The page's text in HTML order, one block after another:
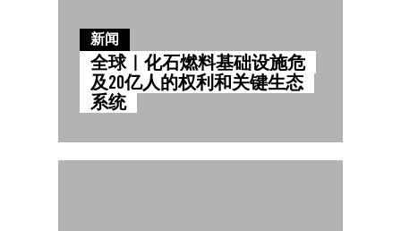
新闻
全球｜化石燃料基础设施危
及20亿人的权利和关键生态
系统